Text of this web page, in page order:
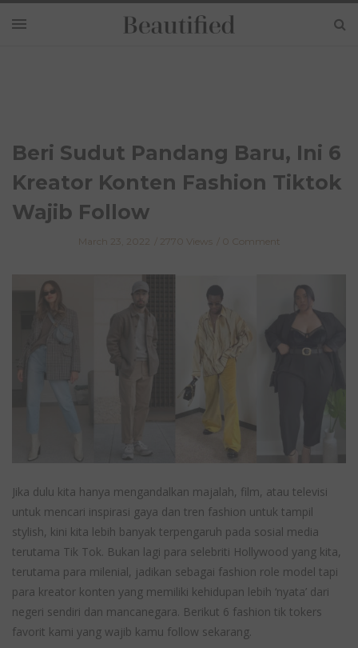
Beri Sudut Pandang Baru, Ini 6
Kreator Konten Fashion Tiktok
Wajib Follow
March 23, 2022 2770 Views 0 Comment
Jika dulu kita hanya mengandalkan majalah, film, atau televisi
untuk mencari inspirasi gaya dan tren fashion untuk tampil
stylish, kini kita lebih banyak terpengaruh pada sosial media
terutama Tik Tok. Bukan lagi para selebriti Hollywood yang kita,
terutama para milenial, jadikan sebagai fashion role model tapi
para kreator konten yang memiliki kehidupan lebih ‘nyata’ dari
negeri sendiri dan mancanegara. Berikut 6 fashion tik tokers
favorit kami yang wajib kamu follow sekarang.